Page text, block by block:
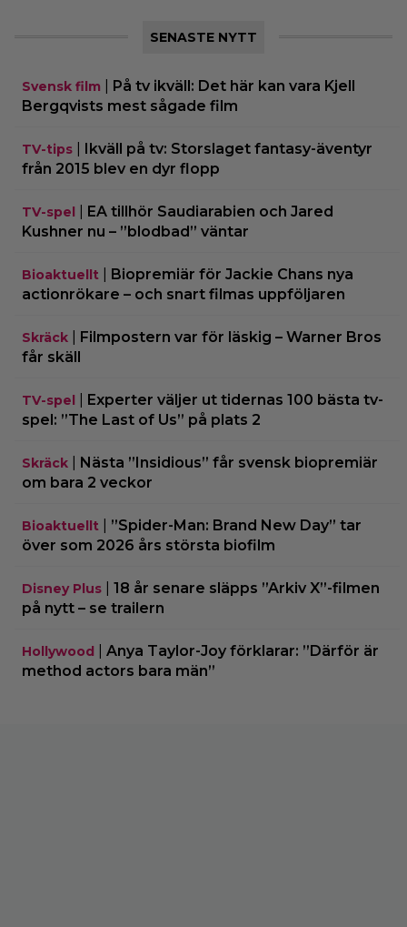
SENASTE NYTT
Svensk film
På tv ikväll: Det här kan vara Kjell
Bergqvists mest sågade film
TV-tips
Ikväll på tv: Storslaget fantasy-äventyr
från 2015 blev en dyr flopp
TV-spel
EA tillhör Saudiarabien och Jared
Kushner nu – ”blodbad” väntar
Bioaktuellt
Biopremiär för Jackie Chans nya
actionrökare – och snart filmas uppföljaren
Skräck
Filmpostern var för läskig – Warner Bros
får skäll
TV-spel
Experter väljer ut tidernas 100 bästa tv-
spel: ”The Last of Us” på plats 2
Skräck
Nästa ”Insidious” får svensk biopremiär
om bara 2 veckor
Bioaktuellt
”Spider-Man: Brand New Day” tar
över som 2026 års största biofilm
Disney Plus
18 år senare släpps ”Arkiv X”-filmen
på nytt – se trailern
Hollywood
Anya Taylor-Joy förklarar: ”Därför är
method actors bara män”